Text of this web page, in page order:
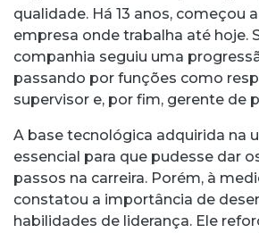
qualidade. Há 13 anos, começou
empresa onde trabalha até hoje.
companhia seguiu uma
passando por funções como
supervisor e, por fim, gerente de
A base tecnológica adquirida na
essencial para que pudesse dar
passos na carreira. Porém, à
constatou a importância de
habilidades de liderança. Ele